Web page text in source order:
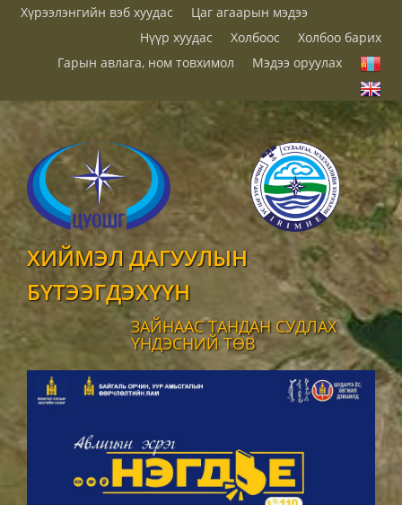
Хүрээлэнгийн вэб хуудас
Цаг агаарын мэдээ
Нүүр хуудас
Холбоос
Холбоо барих
Гарын авлага, ном товхимол
Мэдээ оруулах
ХИЙМЭЛ ДАГУУЛЫН
БҮТЭЭГДЭХҮҮН
ЗАЙНААС ТАНДАН СУДЛАХ
ҮНДЭСНИЙ ТӨВ